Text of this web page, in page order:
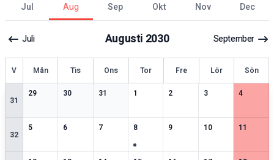
jul
aug sep okt nov dec
Juli Augusti 2030 September
Vecka Mån Tis Ons Tor Fre Lör Sön
31
29
2speciella datum
30
1speciella datum
31
2speciella datum
11 speciella datum
2
2speciella datum
3
1speciella datum
4
2
32
5
2speciella datum
6
2speciella datum
7
2speciella datum
8
3speciella datum
9
1speciella datum
10
1speciella datum
11
1